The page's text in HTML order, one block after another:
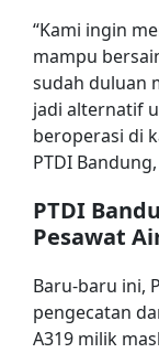
“Kami ingin
mampu
sudah duluan
jadi alternatif
beroperasi di
PTDI
PTDI
Pesawat
Baru-baru ini,
pengecatan
A319 milik